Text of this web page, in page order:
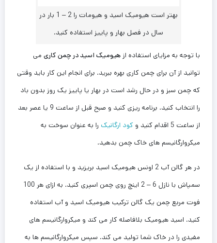
بهتر است هیومیک اسید و هیومات را 2 – 1 بار در
سال در فصل بهار و پاییز استفاده کنید.
با توجه به مزایای استفاده از هیومیک اسید در چمن کاری می
توانید از آن برای چمن کاری بهره ببرید. برای انجام این کار باید وقتی
که چمن سبز و در حال رشد است در بهار یا پاییز یک روز بدون باد
را انتخاب کنید. برنامه ریزی کنید و صبح قبل از ساعت 9 یا عصر بعد
از ساعت 5 اقدام کنید و
کود ارگانیک را به عنوان سوخت به
میکروارگانیسم های خاک چمن بدهید.
در هر گالن آب 2 اونس هیومیک اسید بریزید و با استفاده از یک
سمپاش با نازل 6 – 2 اینچ روی چمن اسپری کنید. به ازای هر 100
فوت مربع چمن یک گالن ترکیب هیومیک اسید و آب استفاده
کنید. اسید هیومیک بلافاصله کار می کند و میکروارگانیسم های
مفیدی را در خاک شما تولید می کند. سپس میکروارگانیسم ها به